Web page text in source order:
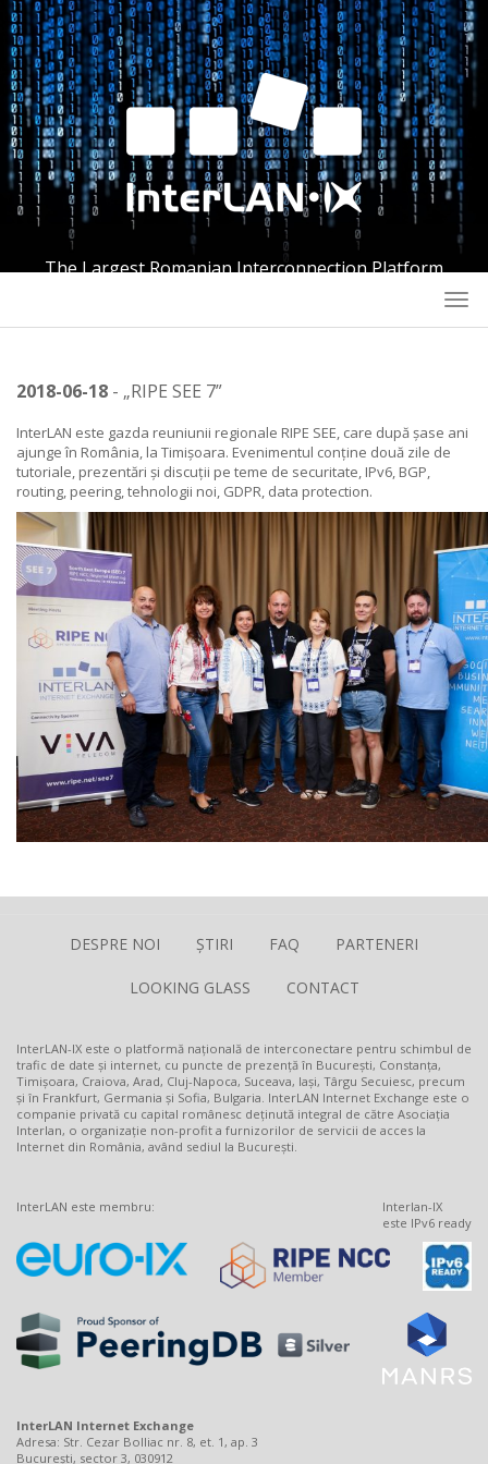
The Largest Romanian Interconnection Platform
2018-06-18 - „RIPE SEE 7”
InterLAN este gazda reuniunii regionale RIPE SEE, care după șase ani
ajunge în România, la Timișoara. Evenimentul conține două zile de
tutoriale, prezentări și discuții pe teme de securitate, IPv6, BGP,
routing, peering, tehnologii noi, GDPR, data protection.
DESPRE NOI ȘTIRI FAQ PARTENERI
LOOKING GLASS CONTACT
InterLAN-IX este o platformă națională de interconectare pentru schimbul de
trafic de date și internet, cu puncte de prezență în București, Constanța,
Timișoara, Craiova, Arad, Cluj-Napoca, Suceava, Iași, Târgu Secuiesc, precum
și în Frankfurt, Germania și Sofia, Bulgaria. InterLAN Internet Exchange este o
companie privată cu capital românesc deținută integral de către Asociația
Interlan, o organizație non-profit a furnizorilor de servicii de acces la
Internet din România, având sediul la București.
InterLAN este membru:
Interlan-IX
este IPv6 ready
InterLAN Internet Exchange
Adresa: Str. Cezar Bolliac nr. 8, et. 1, ap. 3
București, sector 3, 030912